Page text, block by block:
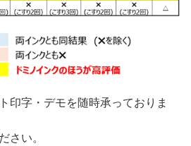
印字・デモを随時承っておりま
さい。